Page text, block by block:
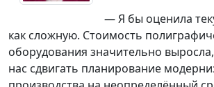
— Я бы оценила
как сложную. Стоимость
оборудования значительно
нас сдвигать планирование